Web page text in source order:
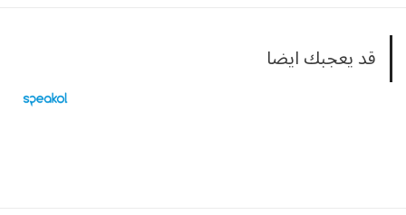
قد يعجبك ايضا